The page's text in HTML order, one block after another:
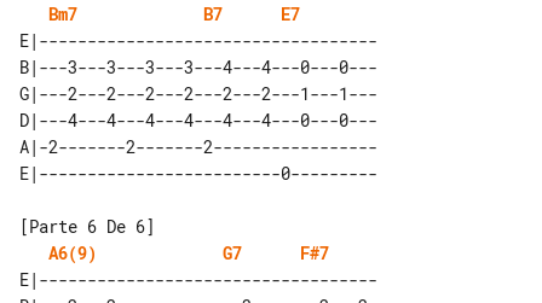
Bm7
B7
E7
E|-----------------------------------
B|---3---3---3---3---4---4---0---0---
G|---2---2---2---2---2---2---1---1---
D|---4---4---4---4---4---4---0---0---
A|-2-------2-------2-----------------
A6(9)
G7
F#7
E|-----------------------------------